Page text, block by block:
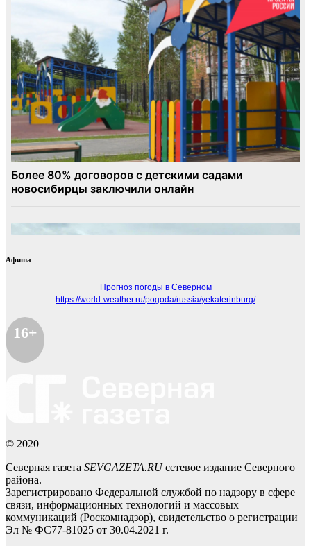
Афиша
Прогноз погоды в Северном
https://world-weather.ru/pogoda/russia/yekaterinburg/
16+
© 2020
Северная газета SEVGAZETA.RUсетевое издание Северного
района.
Зарегистрировано Федеральной службой по надзору в сфере
связи, информационных технологий и массовых
коммуникаций (Роскомнадзор), свидетельство о регистрации
Эл № ФС77-81025 от 30.04.2021 г.